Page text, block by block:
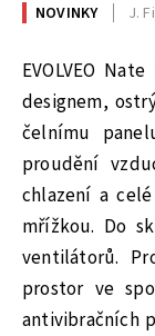
NOVINKY J.
EVOLVEO
designem,
čelnímu
proudění
chlazení a
mřížkou. Do
ventilátorů.
prostor ve
antivibračních